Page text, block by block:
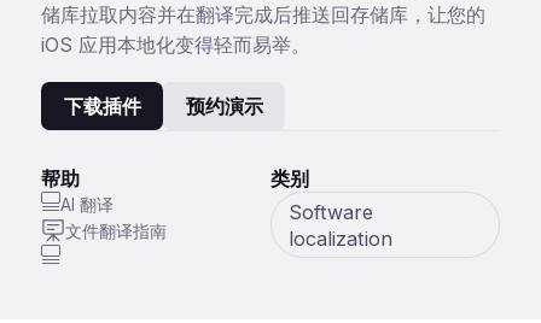
储库拉取内容并在翻译完成后推送回存储库，让您的
iOS 应用本地化变得轻而易举。
下载插件 预约演示
帮助
AI 翻译
文件翻译指南
类别
Software
localization